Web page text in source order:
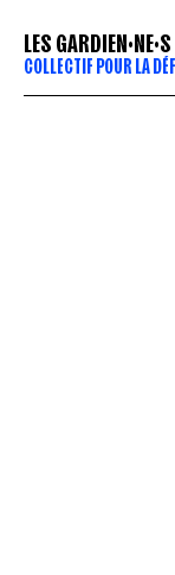
LES
COLLECTIF POUR LA